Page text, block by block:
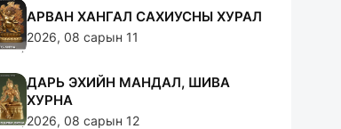
АРВАН ХАНГАЛ САХИУСНЫ ХУРАЛ
2026, 08 сарын 11
ДАРЬ ЭХИЙН МАНДАЛ, ШИВА
ХУРНА
2026, 08 сарын 12